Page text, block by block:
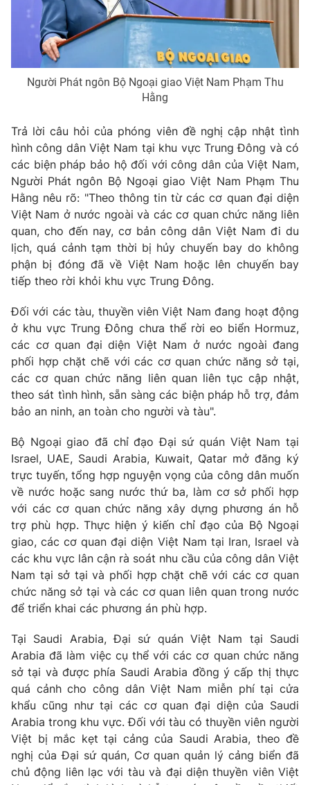
Hậu trường
Nhân vật
Khán giả
Giải sao mai
Điện ảnh
Âm nhạc
Sao
Đời sống
Du lịch
Làm đẹp
Giáo dục
Học trực tuyến
Hitech Công nghệ tương lai
Sản phẩm
Thị trường
Tư vấn
Giao lưu trực tuyến
Lịch phát sóng
Chuyên mục khác
Emagazine Podcast
Photo Infographic
Video Shorts video
VTV Money VTV Thể thao
Thị trường 24h Tấm lòng Việt
VTV4 Vươn mình bằng AI
VTV9 VTV8
Liên hệ tòa soạn English
THỜI BÁO VTV
Theo dõi báo trên
Cơ quan chủ quản:Đài Truyền hình Việt Nam
Người Phát ngôn Bộ Ngoại giao Việt Nam Phạm Thu
Hằng
Trả lời câu hỏi của phóng viên đề nghị cập nhật tình
hình công dân Việt Nam tại khu vực Trung Đông và có
các biện pháp bảo hộ đối với công dân của Việt Nam,
Người Phát ngôn Bộ Ngoại giao Việt Nam Phạm Thu
Hằng nêu rõ: "Theo thông tin từ các cơ quan đại diện
Việt Nam ở nước ngoài và các cơ quan chức năng liên
quan, cho đến nay, cơ bản công dân Việt Nam đi du
lịch, quá cảnh tạm thời bị hủy chuyến bay do không
phận bị đóng đã về Việt Nam hoặc lên chuyến bay
tiếp theo rời khỏi khu vực Trung Đông.
Đối với các tàu, thuyền viên Việt Nam đang hoạt động
ở khu vực Trung Đông chưa thể rời eo biển Hormuz,
các cơ quan đại diện Việt Nam ở nước ngoài đang
phối hợp chặt chẽ với các cơ quan chức năng sở tại,
các cơ quan chức năng liên quan liên tục cập nhật,
theo sát tình hình, sẵn sàng các biện pháp hỗ trợ, đảm
bảo an ninh, an toàn cho người và tàu".
Bộ Ngoại giao đã chỉ đạo Đại sứ quán Việt Nam tại
Israel, UAE, Saudi Arabia, Kuwait, Qatar mở đăng ký
trực tuyến, tổng hợp nguyện vọng của công dân muốn
về nước hoặc sang nước thứ ba, làm cơ sở phối hợp
với các cơ quan chức năng xây dựng phương án hỗ
trợ phù hợp. Thực hiện ý kiến chỉ đạo của Bộ Ngoại
giao, các cơ quan đại diện Việt Nam tại Iran, Israel và
các khu vực lân cận rà soát nhu cầu của công dân Việt
Nam tại sở tại và phối hợp chặt chẽ với các cơ quan
chức năng sở tại và các cơ quan liên quan trong nước
để triển khai các phương án phù hợp.
Tại Saudi Arabia, Đại sứ quán Việt Nam tại Saudi
Arabia đã làm việc cụ thể với các cơ quan chức năng
sở tại và được phía Saudi Arabia đồng ý cấp thị thực
quá cảnh cho công dân Việt Nam miễn phí tại cửa
khẩu cũng như tại các cơ quan đại diện của Saudi
Arabia trong khu vực. Đối với tàu có thuyền viên người
Việt bị mắc kẹt tại cảng của Saudi Arabia, theo đề
nghị của Đại sứ quán, Cơ quan quản lý cảng biển đã
chủ động liên lạc với tàu và đại diện thuyền viên Việt